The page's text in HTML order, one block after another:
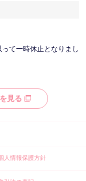
て一時休止となりまし
見る
人情報保護方針